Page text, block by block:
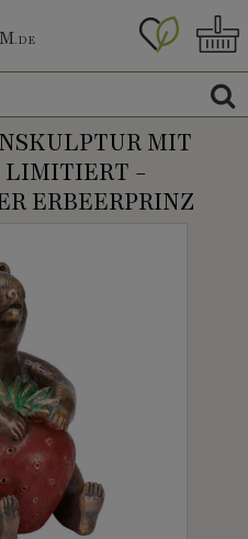
.DE
MIT
LIMITIERT -
ERBEERPRINZ